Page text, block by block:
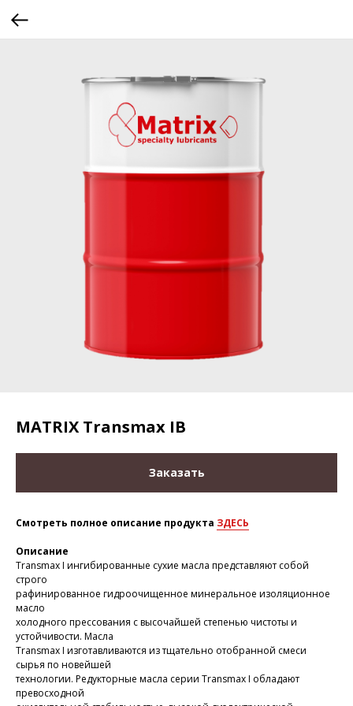
MATRIX Transmax IB
Заказать
Смотреть полное описание продукта ЗДЕСЬ
Описание
Transmax I ингибированные сухие масла представляют собой
строго
рафинированное гидроочищенное минеральное изоляционное
масло
холодного прессования с высочайшей степенью чистоты и
устойчивости. Масла
Transmax I изготавливаются из тщательно отобранной смеси
сырья по новейшей
технологии. Редукторные масла серии Transmax I обладают
превосходной